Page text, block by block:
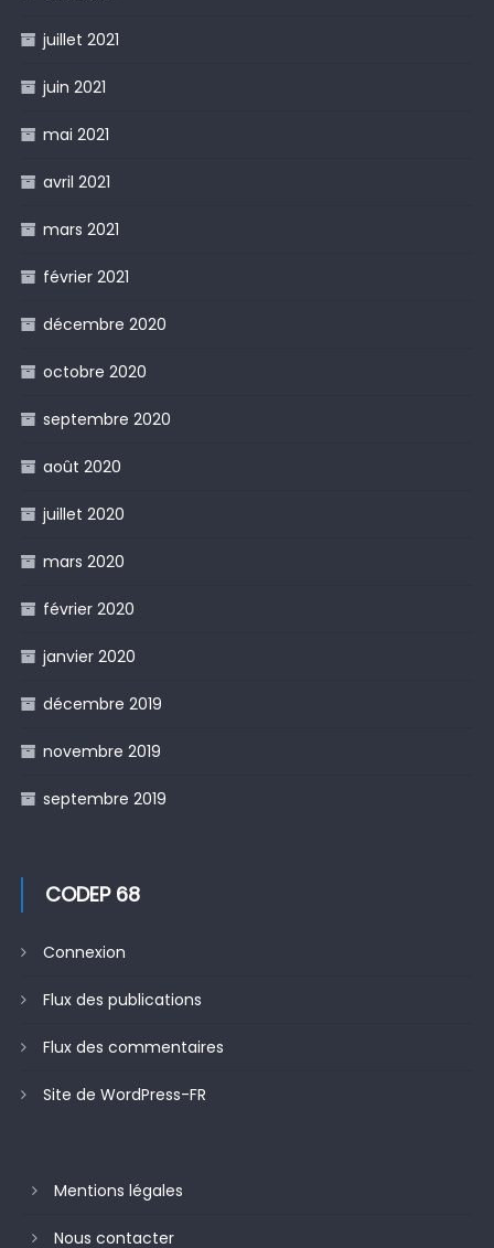
juillet 2021
juin 2021
mai 2021
avril 2021
mars 2021
février 2021
décembre 2020
octobre 2020
septembre 2020
août 2020
juillet 2020
mars 2020
février 2020
janvier 2020
décembre 2019
novembre 2019
septembre 2019
CODEP 68
Connexion
Flux des publications
Flux des commentaires
Site de WordPress-FR
Mentions légales
Nous contacter